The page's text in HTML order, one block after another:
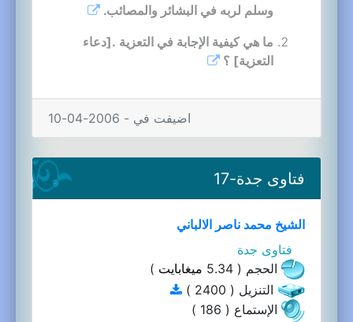
وسلم لربه في البشائر والمصائب.
ما هي كيفية الإجابة في التعزية .[دعاء
التعزية] ؟
اضيفت في - 2006-04-10
فتاوى جدة-17
الشيخ محمد ناصر الالباني
فتاوى جدة
الحجم ( 5.34
ميغابايت )
التنزيل ( 2400 )
الإستماع ( 186 )